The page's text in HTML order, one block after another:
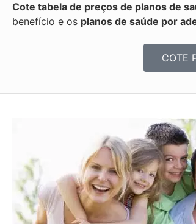
Cote tabela de preços de planos de
benefício e os planos de saúde por
COTE